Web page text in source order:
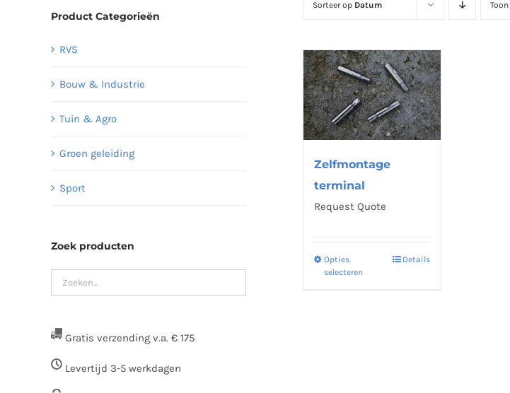
Sorteer op Datum Toon
Zelfmontage
terminal
Request Quote
Opties
selecteren
Details
Product Categorieën
RVS
Bouw & Industrie
Tuin & Agro
Groen geleiding
Sport
Zoek producten
Gratis verzending v.a. € 175
Levertijd 3-5 werkdagen